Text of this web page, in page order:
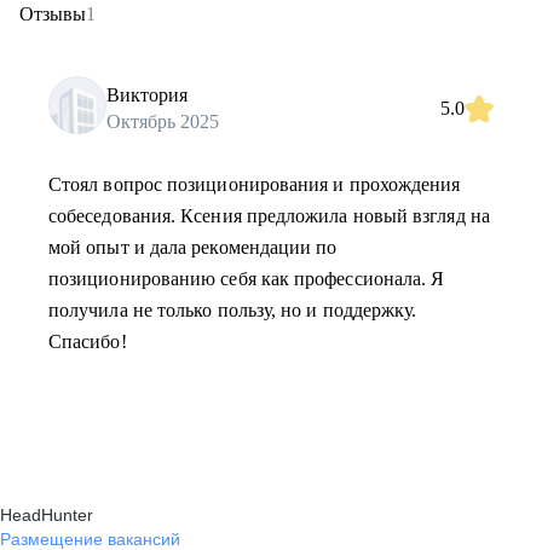
Отзывы1
Виктория
Октябрь 2025
5.0
Стоял вопрос позиционирования и прохождения
собеседования. Ксения предложила новый взгляд на
мой опыт и дала рекомендации по
позиционированию себя как профессионала. Я
получила не только пользу, но и поддержку.
Спасибо!
HeadHunter
Размещение вакансий